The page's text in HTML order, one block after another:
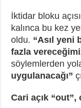
İktidar bloku
kalınca bu kez
oldu. “Asıl yeni
fazla
söylemlerden
uygulanacağı”
Cari açık “out”,